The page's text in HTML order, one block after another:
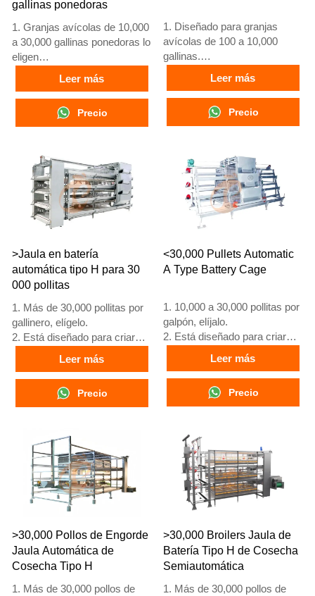
gallinas ponedoras
1. Granjas avícolas de 10,000
a 30,000 gallinas ponedoras lo
eligen
2. Gallinas adultas comienzan
a poner huevos a las 16
semanas
3. Su vida útil supera los 25
años
24 horas. Números de
WhatsApp: +8618830120193,
+234 8111199996
Leer más
Precio
1. Diseñado para granjas
avícolas de 100 a 10,000
gallinas.
2. Cría de pollos de 12 o 16
semanas para puesta de
huevos.
3. Vida útil de más de 25
años.
horas. Número de WhatsApp:
+8618830120193, +234
8111199996
Leer más
Precio
>Jaula en batería
automática tipo H para 30
000 pollitas
1. Más de 30,000 pollitas por
gallinero, elígelo.
2. Está diseñado para criar
pollitas mayores de 1 día
hasta gallinas de 12 a 16
semanas que comienzan a
poner huevos.
3. Su vida útil es de más de
4. Su estructura es fusión
inteligente artificial Vcloud,
gabinete de control eléctrico,
equipo automático de bebida,
alimentación, limpieza de
estiércol, cosecha manual.
5. Nuestra recepción en línea
24 horas, el número de
What’sApp es
+8618830120193
Leer más
Precio
<30,000 Pullets Automatic
A Type Battery Cage
1. 10,000 a 30,000 pollitas por
galpón, elíjalo.
2. Está diseñado para criar
pollitas mayores de 1 día
hasta gallinas de 12 a 16
semanas que comienzan a
poner huevos.
3. Su vida útil es de más de
4. Su estructura es fusión
inteligente artificial Vcloud,
armario de control eléctrico,
equipo automático de bebida,
alimentación, limpieza de
estiércol, cosecha manual.
5. Nuestra recepción en línea
24 horas es el número de
What’sApp: +86
18830120193.
Leer más
Precio
>30,000 Pollos de Engorde
Jaula Automática de
Cosecha Tipo H
1. Más de 30,000 pollos de
>30,000 Broilers Jaula de
Batería Tipo H de Cosecha
Semiautomática
1. Más de 30,000 pollos de